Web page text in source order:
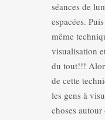
séances de
espacées.
même
visualisation
du tout!!!
de cette
les gens à
choses